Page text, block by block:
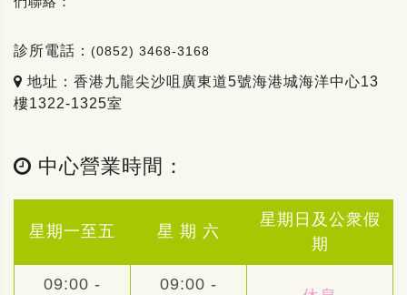
診所電話： (0852) 3468-3168
地址：香港九龍尖沙咀廣東道5號海港城海洋中心13
樓1322-1325室
中心營業時間：
星期一至五 星 期 六
星期日及公衆假
期
09:00 - 09:00 -